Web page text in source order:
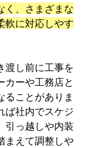
く、さまざまな
軟に対応しやす
渡し前に工事を
カーや工務店と
ることがありま
ば社内でスケジ
引っ越しや内装
まえて調整しや